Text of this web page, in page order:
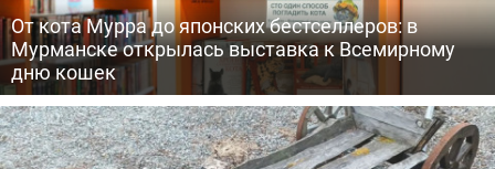
От кота Мурра до японских бестселлеров: в
Мурманске открылась выставка к Всемирному
дню кошек